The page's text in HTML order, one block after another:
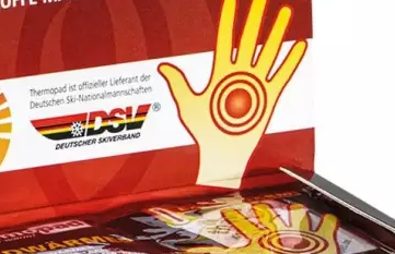
Hersteller:
Thermopad multi
Hersteller-Artikel-Nr.:78310
Unsere-Artikel-Nr.:28UN6DEYP
EAN:4260150783109